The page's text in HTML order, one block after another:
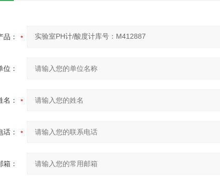
品：
位：
名：
话：
箱：